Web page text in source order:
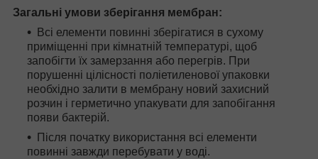
Загальні умови зберігання мембран:
Всі елементи повинні зберігатися в сухому
приміщенні при кімнатній температурі, щоб
запобігти їх замерзання або перегрів. При
порушенні цілісності поліетиленової упаковки
необхідно залити в мембрану новий захисний
розчин і герметично упакувати для запобігання
появи бактерій.
Після початку використання всі елементи
повинні завжди перебувати у воді.